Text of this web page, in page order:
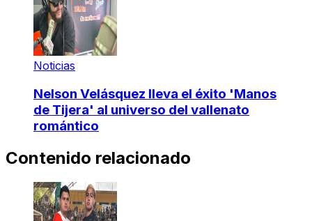
Noticias
Nelson Velásquez lleva el éxito 'Manos
de Tijera' al universo del vallenato
romántico
Contenido relacionado